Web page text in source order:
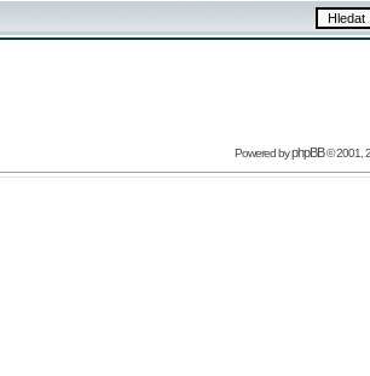
Powered byphpBB© 2001,